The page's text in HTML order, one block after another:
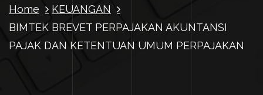
Home
KEUANGAN
BIMTEK BREVET PERPAJAKAN AKUNTANSI
PAJAK DAN KETENTUAN UMUM PERPAJAKAN